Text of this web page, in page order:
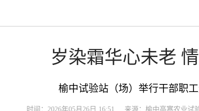
岁染霜华心未老
榆中试验站（场）举行干部职
时间：2026年05月26日 16:51 来源：榆中高寒农业试